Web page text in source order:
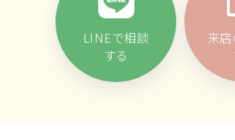
来
LINEで相談
する